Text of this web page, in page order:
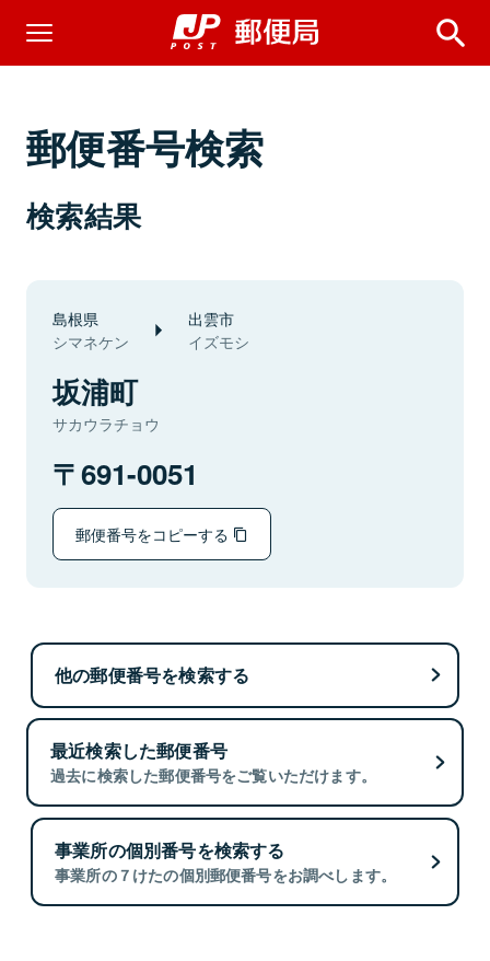
郵便番号検索
検索結果
島根県
シマネケン
出雲市
イズモシ
坂浦町
サカウラチョウ
691-0051
郵便番号をコピーする
他の郵便番号を検索する
最近検索した郵便番号
過去に検索した郵便番号をご覧いただけます。
事業所の個別番号を検索する
事業所の７けたの個別郵便番号をお調べします。